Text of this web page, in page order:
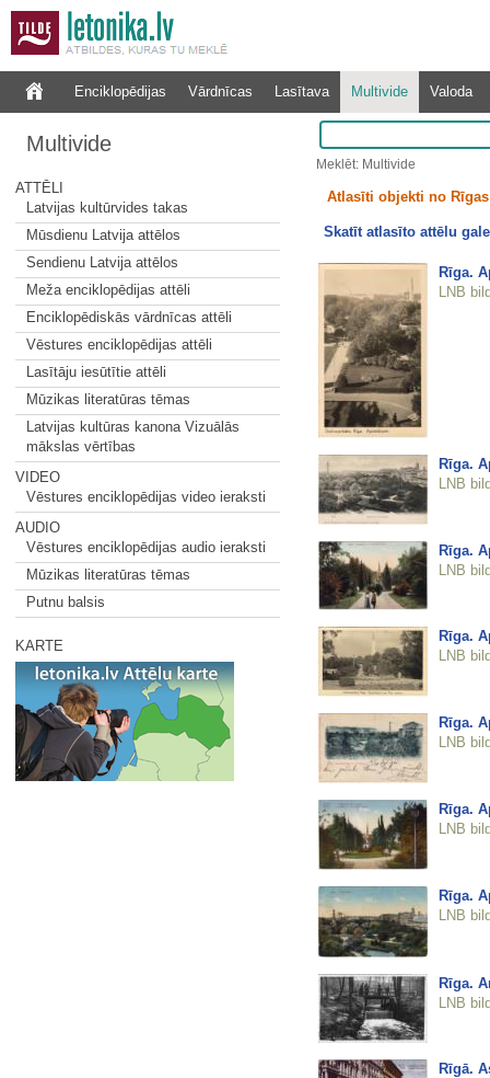
Enciklopēdijas Vārdnīcas Lasītava Multivide Valoda
Multivide
ATTĒLI
Latvijas kultūrvides takas
Mūsdienu Latvija attēlos
Sendienu Latvija attēlos
Meža enciklopēdijas attēli
Enciklopēdiskās vārdnīcas attēli
Vēstures enciklopēdijas attēli
Lasītāju iesūtītie attēli
Mūzikas literatūras tēmas
Latvijas kultūras kanona Vizuālās
mākslas vērtības
VIDEO
Vēstures enciklopēdijas video ieraksti
AUDIO
Vēstures enciklopēdijas audio ieraksti
Mūzikas literatūras tēmas
Putnu balsis
KARTE
Meklēt: Multivide
Atlasīti objekti no
Skatīt atlasīto attēlu
Rīga.
LNB
Rīga.
LNB
Rīga.
LNB
Rīga.
LNB
Rīga.
LNB
Rīga.
LNB
Rīga.
LNB
Rīga.
LNB
Rīgā.